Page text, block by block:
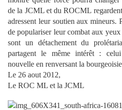
de la JCML et du ROCML
adressent leur soutien aux mineurs.
de populariser leur combat aux
sont un détachement du
partagent le même intérêt :
nouvelle en renversant la
Le 26 aout 2012,
Le ROC ML et la JCML